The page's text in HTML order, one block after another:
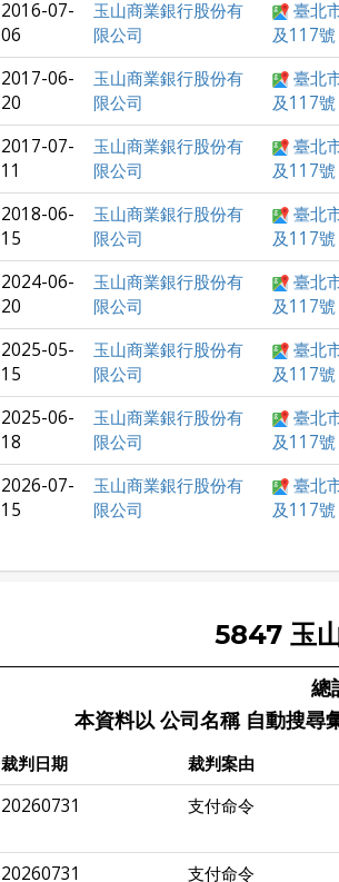
2016-07-
06
玉山商業銀行股份有
限公司
臺北
及117號
2017-06-
20
玉山商業銀行股份有
限公司
臺北
及117號
2017-07-
11
玉山商業銀行股份有
限公司
臺北
及117號
2018-06-
15
玉山商業銀行股份有
限公司
臺北
及117號
2024-06-
20
玉山商業銀行股份有
限公司
臺北
及117號
2025-05-
15
玉山商業銀行股份有
限公司
臺北
及117號
2025-06-
18
玉山商業銀行股份有
限公司
臺北
及117號
2026-07-
15
玉山商業銀行股份有
限公司
臺北
及117號
5847 玉
總
本資料以 公司名稱 自動搜尋
裁判日期 裁判案由
20260731 支付命令
20260731
支付命令